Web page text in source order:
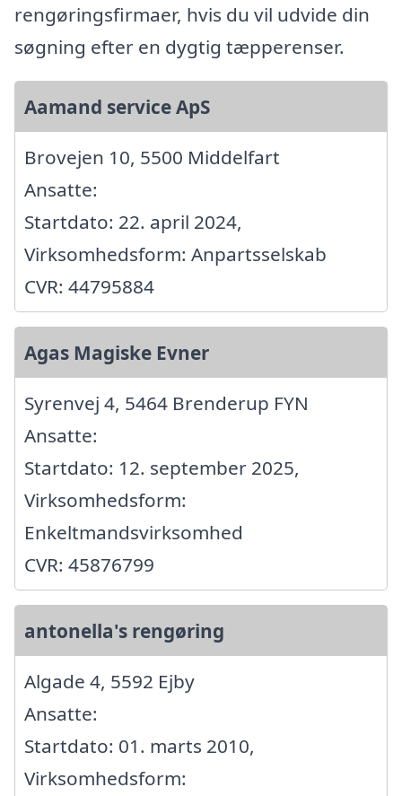
rengøringsfirmaer, hvis du vil udvide din
søgning efter en dygtig tæpperenser.
Aamand service ApS
Brovejen 10, 5500 Middelfart
Ansatte:
Startdato: 22. april 2024,
Virksomhedsform: Anpartsselskab
CVR: 44795884
Agas Magiske Evner
Syrenvej 4, 5464 Brenderup FYN
Ansatte:
Startdato: 12. september 2025,
Virksomhedsform:
Enkeltmandsvirksomhed
CVR: 45876799
antonella's rengøring
Algade 4, 5592 Ejby
Ansatte:
Startdato: 01. marts 2010,
Virksomhedsform: